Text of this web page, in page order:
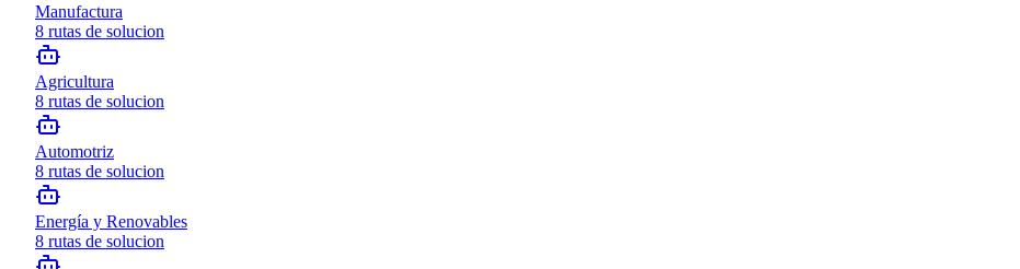
Manufactura
8 rutas de solucion
Agricultura
8 rutas de solucion
Automotriz
8 rutas de solucion
Energía y Renovables
8 rutas de solucion